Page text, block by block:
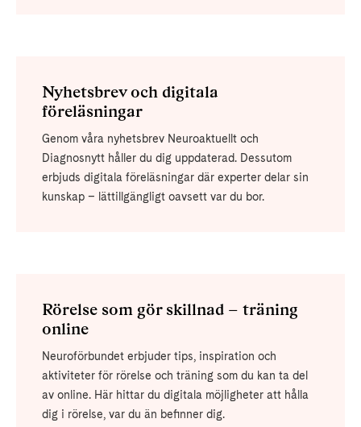
Nyhetsbrev och digitala
föreläsningar
Genom våra nyhetsbrev Neuroaktuellt och
Diagnosnytt håller du dig uppdaterad. Dessutom
erbjuds digitala föreläsningar där experter delar sin
kunskap – lättillgängligt oavsett var du bor.
Rörelse som gör skillnad – träning
online
Neuroförbundet erbjuder tips, inspiration och
aktiviteter för rörelse och träning som du kan ta del
av online. Här hittar du digitala möjligheter att hålla
dig i rörelse, var du än befinner dig.